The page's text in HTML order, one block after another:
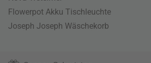
Flowerpot Akku Tischleuchte
Joseph Joseph Wäschekorb